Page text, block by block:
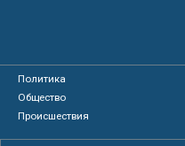
Политика
Общество
Происшествия